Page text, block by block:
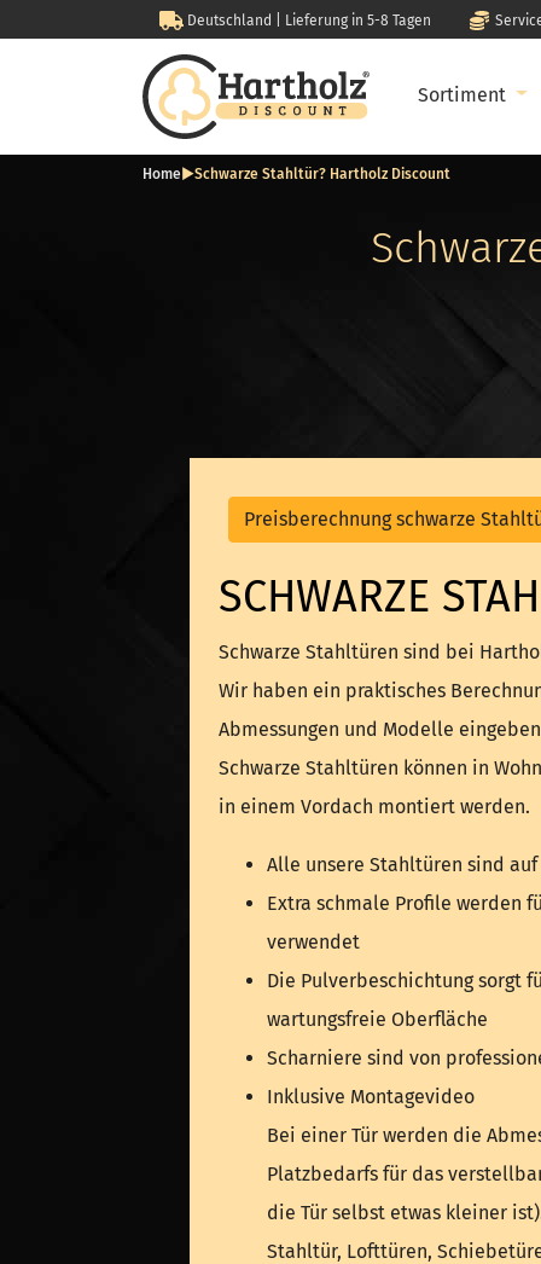
Deutschland | Lieferung in 5-8 Tagen
Sortiment
Home ►Schwarze Stahltür? Hartholz Discount
Preisberechnung schwarze
SCHWARZE
Schwarze Stahltüren sind bei
Wir haben ein praktisches
Abmessungen und Modelle
Schwarze Stahltüren können in
in einem Vordach montiert werden.
Alle unsere Stahltüren sind
Extra schmale Profile werden
verwendet
Die Pulverbeschichtung sorgt
wartungsfreie Oberfläche
Scharniere sind von
Inklusive Montagevideo
Bei einer Tür werden die
Platzbedarfs für das
die Tür selbst etwas kleiner
Stahltür, Lofttüren,